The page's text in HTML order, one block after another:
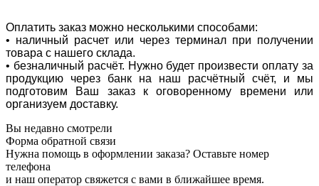
Оплатить заказ можно несколькими способами:
• наличный расчет или через терминал при получении
товара с нашего склада.
• безналичный расчёт. Нужно будет произвести оплату за
продукцию через банк на наш расчётный счёт, и мы
подготовим Ваш заказ к оговоренному времени или
организуем доставку.
Вы недавно смотрели
Форма обратной связи
Нужна помощь в оформлении заказа? Оставьте номер
телефона
и наш оператор свяжется с вами в ближайшее время.